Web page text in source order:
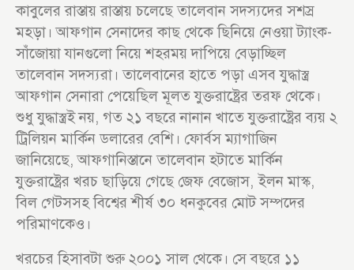
কাবুলের রাস্তায় রাস্তায় চলেছে তালেবান সদস্যদের সশস্র
মহড়া। আফগান সেনাদের কাছ থেকে ছিনিয়ে নেওয়া ট্যাংক-
সাঁজোয়া যানগুলো নিয়ে শহরময় দাপিয়ে বেড়াচ্ছিল
তালেবান সদস্যরা। তালেবানের হাতে পড়া এসব যুদ্ধাস্ত্র
আফগান সেনারা পেয়েছিল মূলত যুক্তরাষ্ট্রের তরফ থেকে।
শুধু যুদ্ধাস্ত্রই নয়, গত ২১ বছরে নানান খাতে যুক্তরাষ্ট্রের ব্যয় ২
ট্রিলিয়ন মার্কিন ডলারের বেশি। ফোর্বস ম্যাগাজিন
জানিয়েছে, আফগানিস্তানে তালেবান হটাতে মার্কিন
যুক্তরাষ্ট্রের খরচ ছাড়িয়ে গেছে জেফ বেজোস, ইলন মাস্ক,
বিল গেটসসহ বিশ্বের শীর্ষ ৩০ ধনকুবের মোট সম্পদের
পরিমাণকেও।
খরচের হিসাবটা শুরু ২০০১ সাল থেকে। সে বছরে ১১